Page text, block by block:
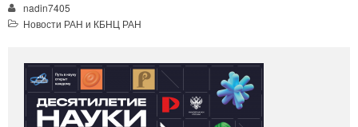
nadin7405
Новости РАН и КБНЦ РАН